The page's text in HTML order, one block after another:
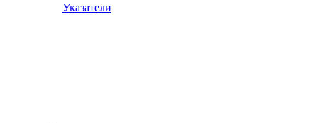
Указатели